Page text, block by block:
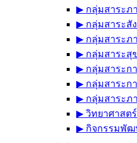
▶︎ กลุ่มสาระภ
▶︎ กลุ่มสาระสั
▶︎ กลุ่มสาระภ
▶︎ กลุ่มสาระสุ
▶︎ กลุ่มสาระก
▶︎ กลุ่มสาระก
▶︎ กลุ่มสาระภ
▶︎ วิทยาศาสต
▶︎ กิจกรรมพัฒ